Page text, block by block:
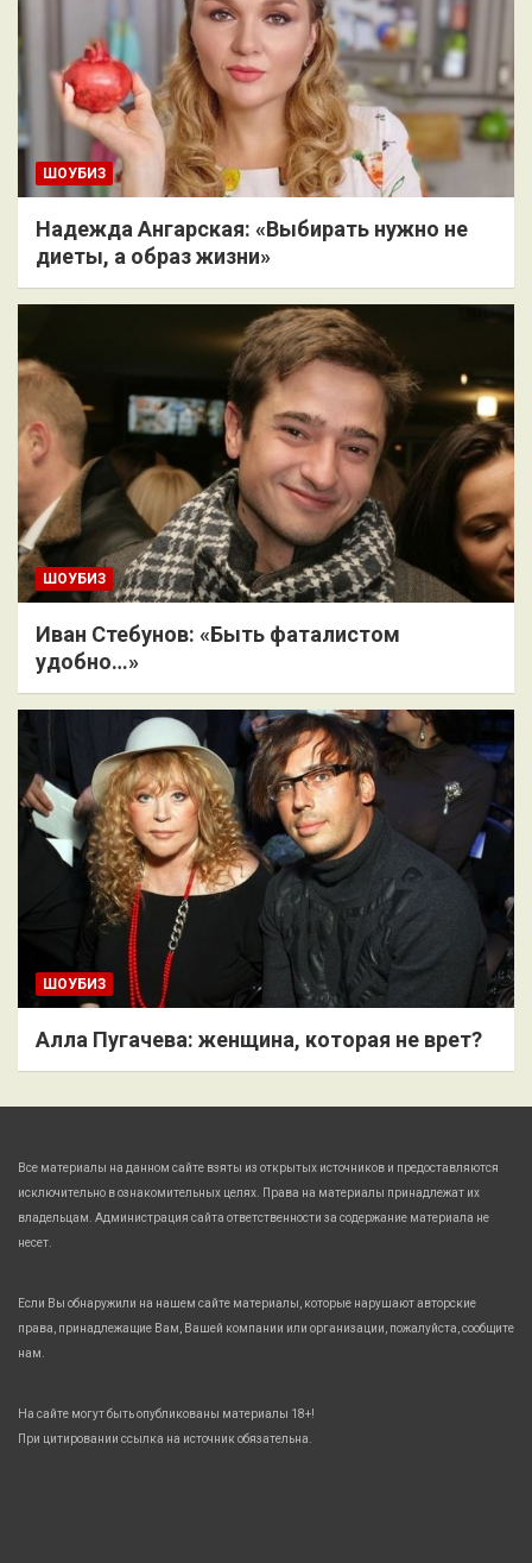
ШОУБИЗ
Надежда Ангарская: «Выбирать нужно не
диеты, а образ жизни»
ШОУБИЗ
Иван Стебунов: «Быть фаталистом
удобно…»
ШОУБИЗ
Алла Пугачева: женщина, которая не врет?
Все материалы на данном сайте взяты из открытых источников и предоставляются
исключительно в ознакомительных целях. Права на материалы принадлежат их
владельцам. Администрация сайта ответственности за содержание материала не
несет.
Если Вы обнаружили на нашем сайте материалы, которые нарушают авторские
права, принадлежащие Вам, Вашей компании или организации, пожалуйста, сообщите
нам.
На сайте могут быть опубликованы материалы 18+!
При цитировании ссылка на источник обязательна.